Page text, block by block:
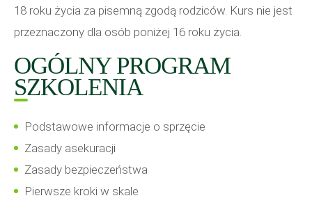
18 roku życia za pisemną zgodą rodziców. Kurs nie jest
przeznaczony dla osób poniżej 16 roku życia.
OGÓLNY PROGRAM
SZKOLENIA
Podstawowe informacje o sprzęcie
Zasady asekuracji
Zasady bezpieczeństwa
Pierwsze kroki w skale